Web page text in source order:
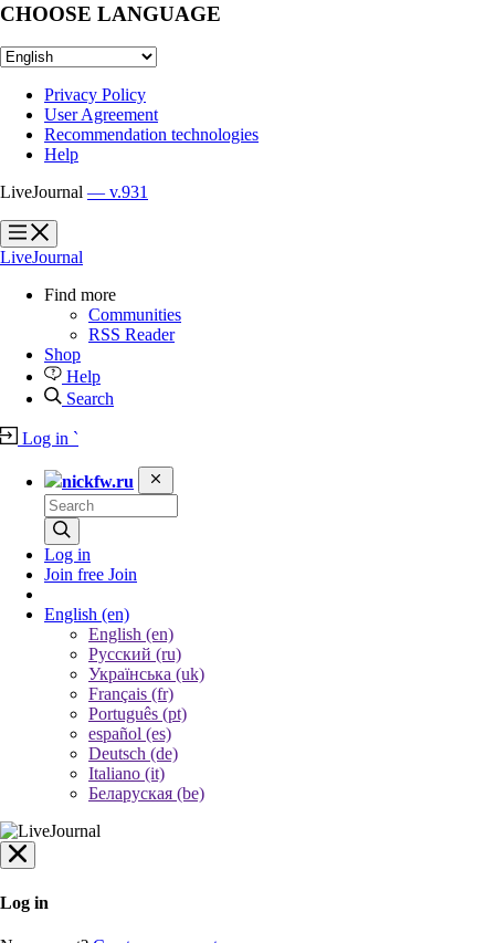
CHOOSE LANGUAGE
Privacy Policy
User Agreement
Recommendation technologies
Help
LiveJournal — v.931
?
?
LiveJournal
Find more
Communities
RSS Reader
Shop
Help
Search
Log in `
nickfw.ru
Log in
Join free Join
English (en)
English (en)
Русский (ru)
Українська (uk)
Français (fr)
Português (pt)
español (es)
Deutsch (de)
Italiano (it)
Беларуская (be)
Log in